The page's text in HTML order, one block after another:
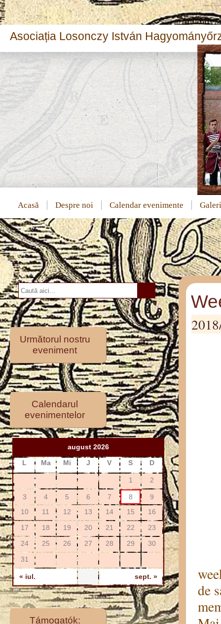
Asociația Losonczy István
Acasă Despre noi Calendar evenimente
Următorul nostru
eveniment
Calendarul
evenimentelor
august 2026
L
Ma Mi J V S D
1 2
3 4 5 6 7 8
9
10
11 12 13 14 15
16
17
18 19 20 21 22
23
24
25 26 27 28 29
30
31
« iul. sept. »
Támogatók:
de